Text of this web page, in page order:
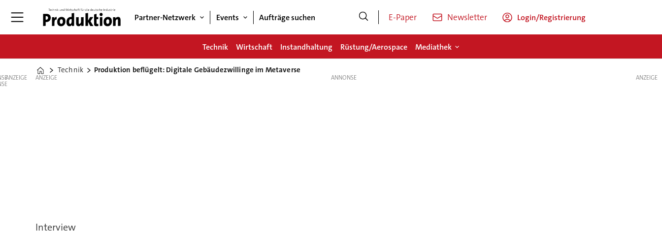
Partner-Netzwerk Events Aufträge suchen E-Paper Newsletter Login/Registrierung
Technik Wirtschaft Instandhaltung Rüstung/Aerospace Mediathek
Home
Technik Produktion beflügelt: Digitale Gebäudezwillinge im Metaverse
ANZEIGE ANZEIGE
Interview
ANZEIGE